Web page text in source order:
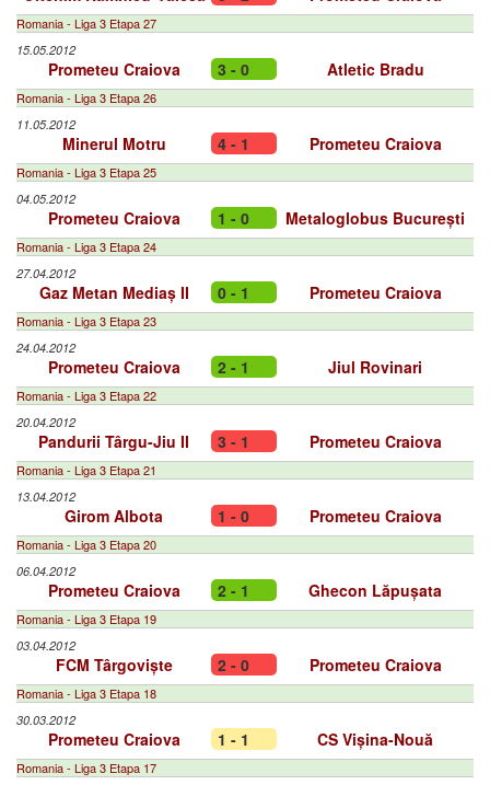
Romania - Liga 3 Etapa 27
15.05.2012
Prometeu Craiova 3 - 0 Atletic Bradu
Romania - Liga 3 Etapa 26
11.05.2012
Minerul Motru 4 - 1 Prometeu Craiova
Romania - Liga 3 Etapa 25
04.05.2012
Prometeu Craiova 1 - 0 Metaloglobus București
Romania - Liga 3 Etapa 24
27.04.2012
Gaz Metan Mediaș II 0 - 1 Prometeu Craiova
Romania - Liga 3 Etapa 23
24.04.2012
Prometeu Craiova 2 - 1 Jiul Rovinari
Romania - Liga 3 Etapa 22
20.04.2012
Pandurii Târgu-Jiu II 3 - 1 Prometeu Craiova
Romania - Liga 3 Etapa 21
13.04.2012
Girom Albota 1 - 0 Prometeu Craiova
Romania - Liga 3 Etapa 20
06.04.2012
Prometeu Craiova 2 - 1 Ghecon Lăpușata
Romania - Liga 3 Etapa 19
03.04.2012
FCM Târgoviște 2 - 0 Prometeu Craiova
Romania - Liga 3 Etapa 18
30.03.2012
Prometeu Craiova 1 - 1 CS Vișina-Nouă
Romania - Liga 3 Etapa 17